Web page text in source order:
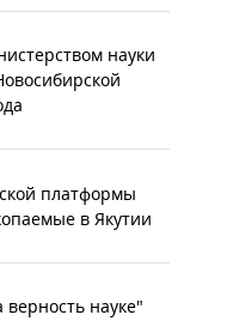
науки
платформы
в Якутии
науке"